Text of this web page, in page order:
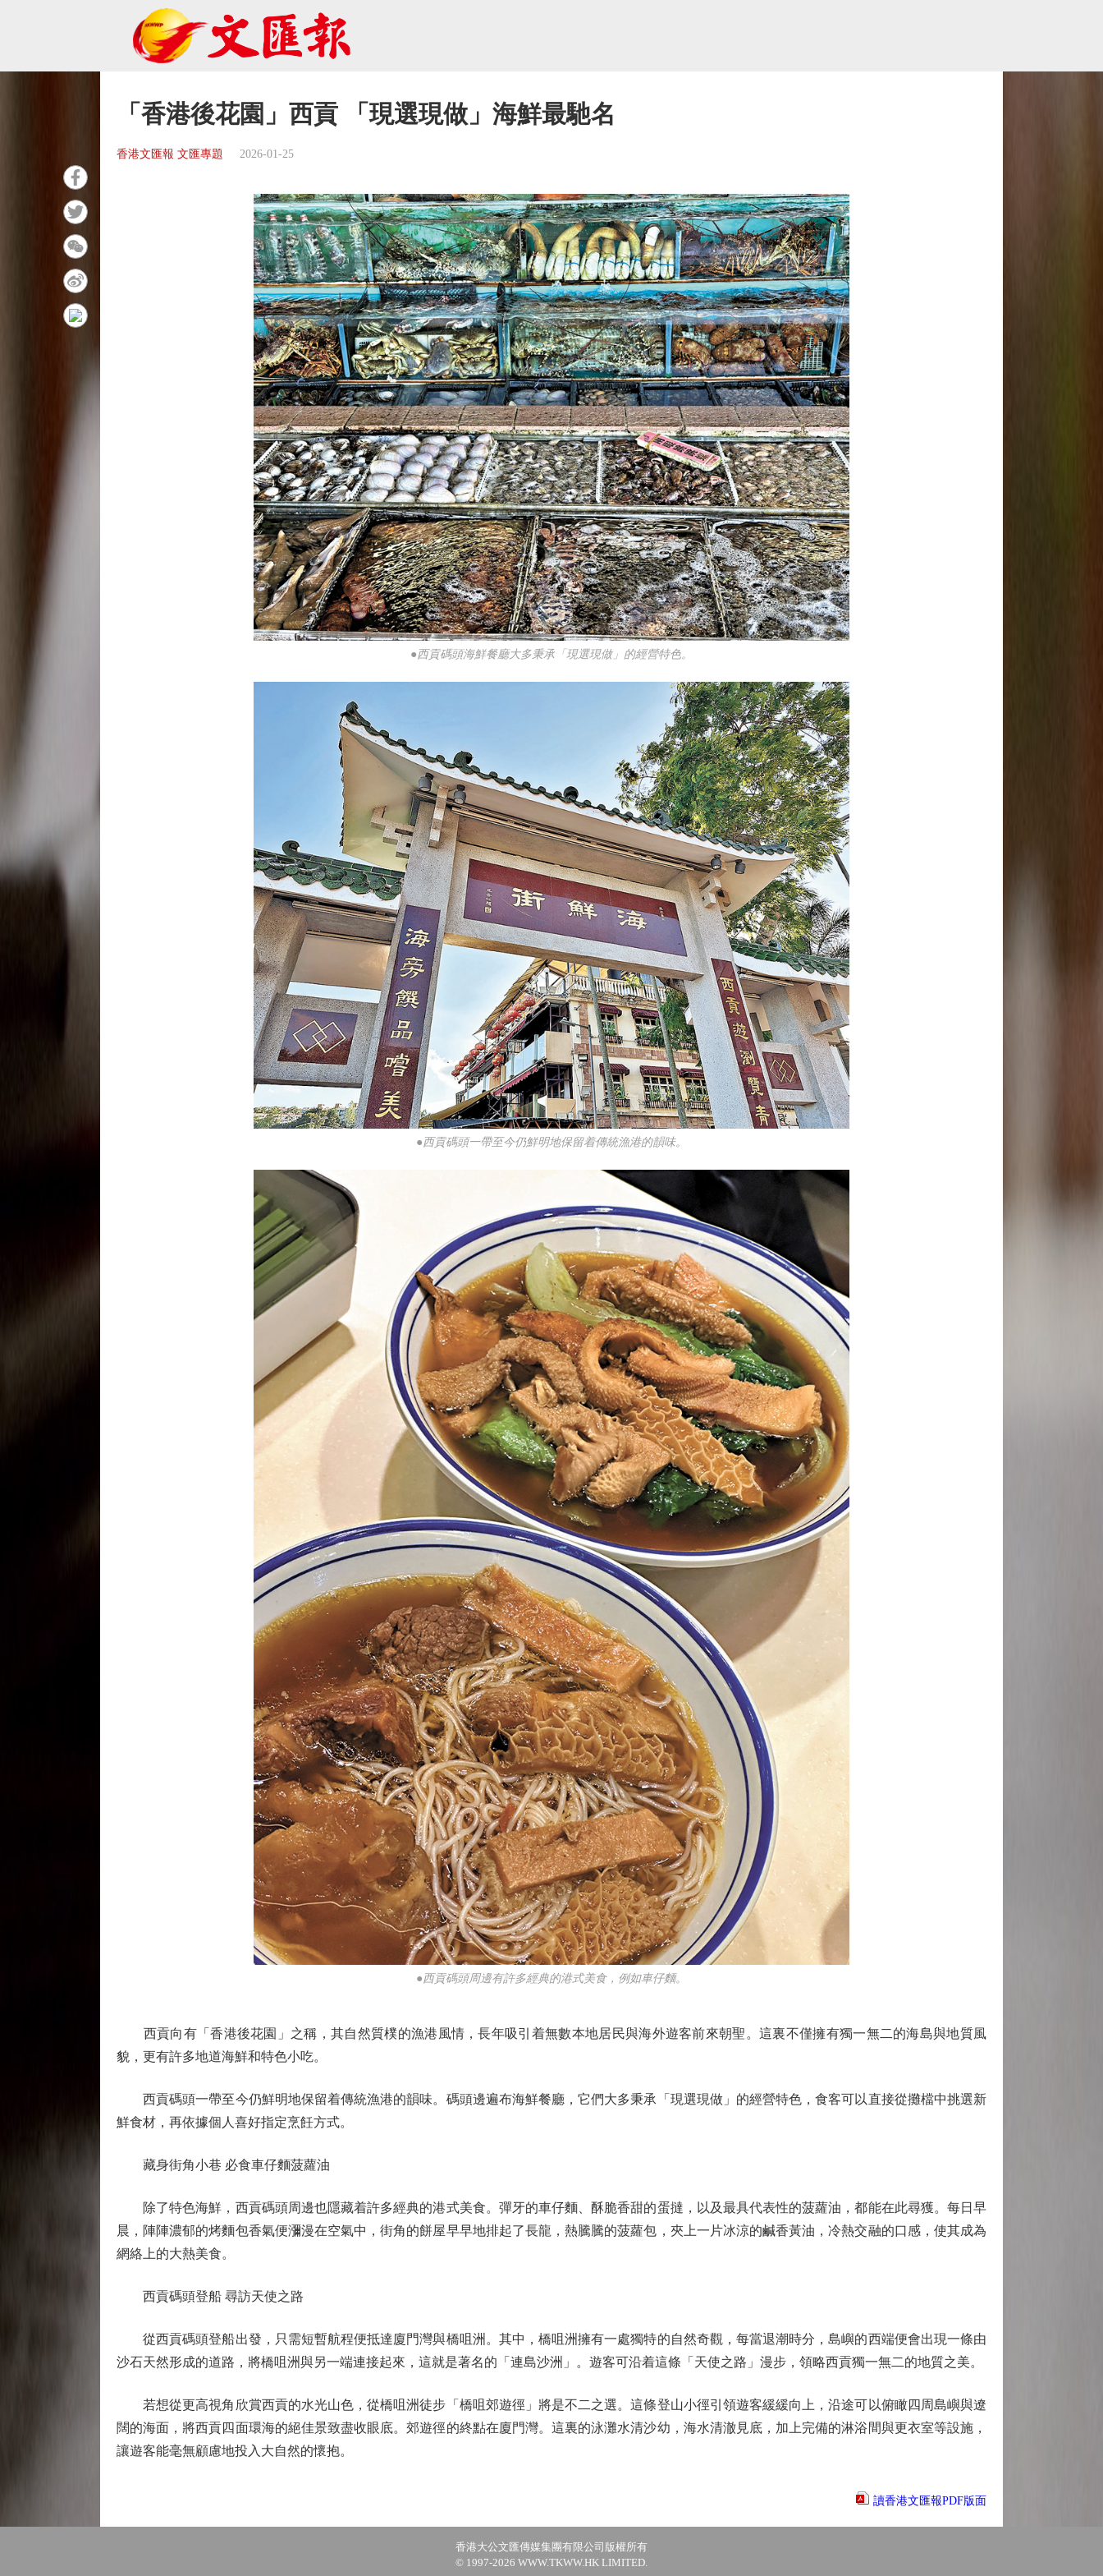
「香港後花園」西貢 「現選現做」海鮮最馳名
香港文匯報 文匯專題 2026-01-25
●西貢碼頭海鮮餐廳大多秉承「現選現做」的經營特色。
●西貢碼頭一帶至今仍鮮明地保留着傳統漁港的韻味。
●西貢碼頭周邊有許多經典的港式美食，例如車仔麵。
西貢向有「香港後花園」之稱，其自然質樸的漁港風情，長年吸引着無數本地居民與海外遊客前來朝聖。這裏不僅擁有獨一無二的海島與地質風
貌，更有許多地道海鮮和特色小吃。
西貢碼頭一帶至今仍鮮明地保留着傳統漁港的韻味。碼頭邊遍布海鮮餐廳，它們大多秉承「現選現做」的經營特色，食客可以直接從攤檔中挑選新
鮮食材，再依據個人喜好指定烹飪方式。
藏身街角小巷 必食車仔麵菠蘿油
除了特色海鮮，西貢碼頭周邊也隱藏着許多經典的港式美食。彈牙的車仔麵、酥脆香甜的蛋撻，以及最具代表性的菠蘿油，都能在此尋獲。每日早
晨，陣陣濃郁的烤麵包香氣便瀰漫在空氣中，街角的餅屋早早地排起了長龍，熱騰騰的菠蘿包，夾上一片冰涼的鹹香黃油，冷熱交融的口感，使其成為
網絡上的大熱美食。
西貢碼頭登船 尋訪天使之路
從西貢碼頭登船出發，只需短暫航程便抵達廈門灣與橋咀洲。其中，橋咀洲擁有一處獨特的自然奇觀，每當退潮時分，島嶼的西端便會出現一條由
沙石天然形成的道路，將橋咀洲與另一端連接起來，這就是著名的「連島沙洲」。遊客可沿着這條「天使之路」漫步，領略西貢獨一無二的地質之美。
若想從更高視角欣賞西貢的水光山色，從橋咀洲徒步「橋咀郊遊徑」將是不二之選。這條登山小徑引領遊客緩緩向上，沿途可以俯瞰四周島嶼與遼
闊的海面，將西貢四面環海的絕佳景致盡收眼底。郊遊徑的終點在廈門灣。這裏的泳灘水清沙幼，海水清澈見底，加上完備的淋浴間與更衣室等設施，
讓遊客能毫無顧慮地投入大自然的懷抱。
讀香港文匯報PDF版面
香港大公文匯傳媒集團有限公司版權所有
© 1997-2026 WWW.TKWW.HK LIMITED.